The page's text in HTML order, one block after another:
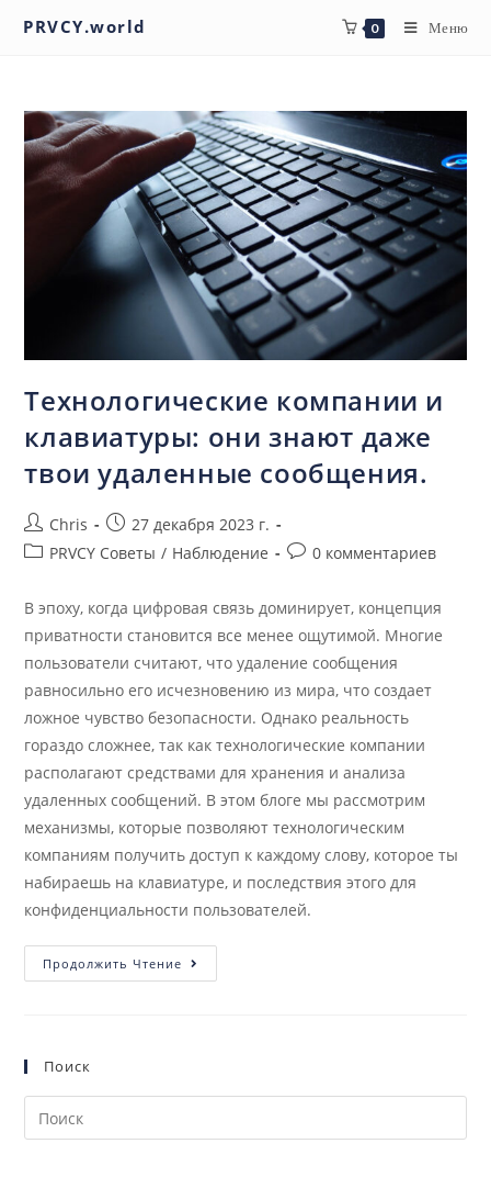
PRVCY.world 0 Меню
Технологические компании и
клавиатуры: они знают даже
твои удаленные сообщения.
Chris
27 декабря 2023 г.
PRVCY Советы / Наблюдение 0 комментариев
В эпоху, когда цифровая связь доминирует, концепция
приватности становится все менее ощутимой. Многие
пользователи считают, что удаление сообщения
равносильно его исчезновению из мира, что создает
ложное чувство безопасности. Однако реальность
гораздо сложнее, так как технологические компании
располагают средствами для хранения и анализа
удаленных сообщений. В этом блоге мы рассмотрим
механизмы, которые позволяют технологическим
компаниям получить доступ к каждому слову, которое ты
набираешь на клавиатуре, и последствия этого для
конфиденциальности пользователей.
Продолжить Чтение
Поиск